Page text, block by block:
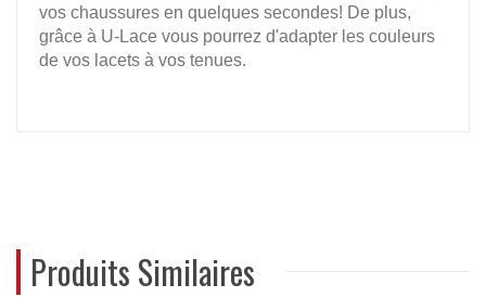
vos chaussures en quelques secondes! De plus,
grâce à U-Lace vous pourrez d'adapter les couleurs
de vos lacets à vos tenues.
Produits Similaires